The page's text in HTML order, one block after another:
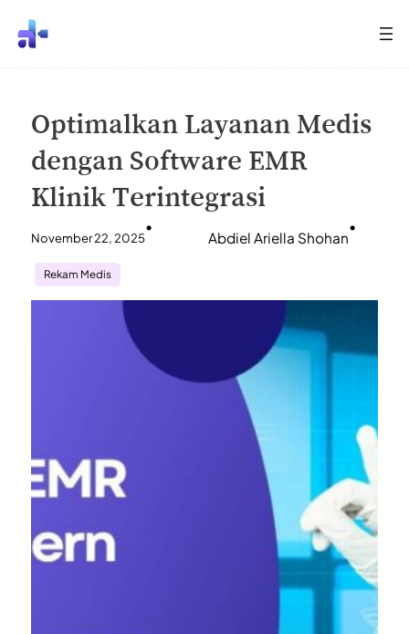
Optimalkan Layanan Medis
dengan Software EMR
Klinik Terintegrasi
November 22, 2025
•
Abdiel Ariella Shohan
•
Rekam Medis